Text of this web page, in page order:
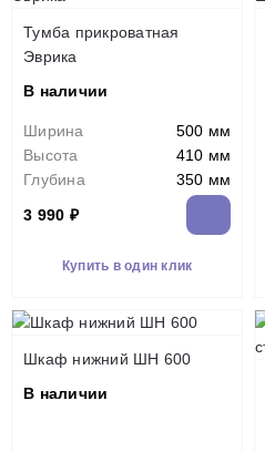
Тумба прикроватная
Эврика
В наличии
Ширина
500 мм
Высота
410 мм
Глубина
350 мм
3 990 ₽
Купить в один клик
Шкаф нижний ШН 600
В наличии